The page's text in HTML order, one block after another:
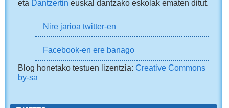
eta Dantzertin euskal dantzako eskolak ematen ditut.
Nire jarioa twitter-en
Facebook-en ere banago
Blog honetako testuen lizentzia:Creative Commons
by-sa